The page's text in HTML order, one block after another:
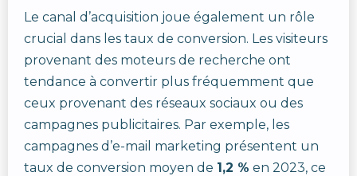
Le canal d’acquisition joue également un rôle
crucial dans les taux de conversion. Les visiteurs
provenant des moteurs de recherche ont
tendance à convertir plus fréquemment que
ceux provenant des réseaux sociaux ou des
campagnes publicitaires. Par exemple, les
campagnes d’e-mail marketing présentent un
taux de conversion moyen de 1,2 % en 2023, ce